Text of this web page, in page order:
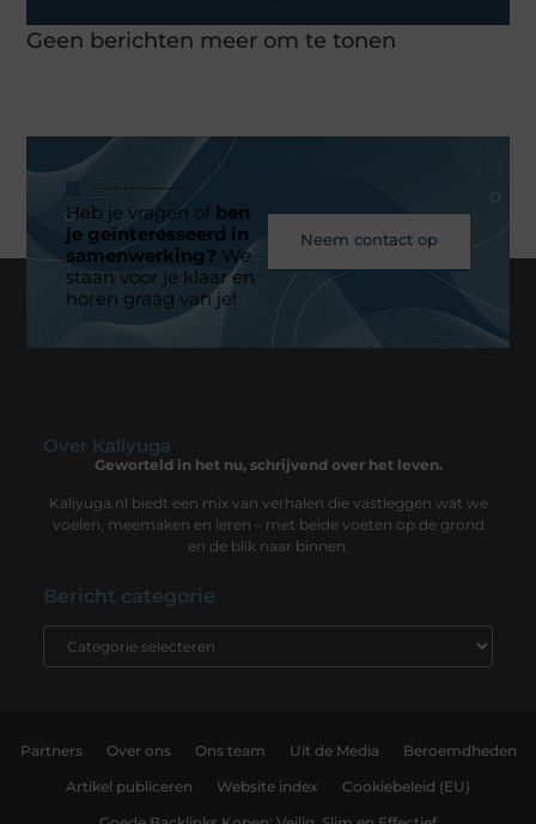
Geen berichten meer om te tonen
Heb je vragen ofben
je geïnteresseerd in
samenwerking? We
staan voor je klaar en
horen graag van je!
Neem contact op
Over Kaliyuga
Geworteld in het nu, schrijvend over het leven.
Kaliyuga.nl biedt een mix van verhalen die vastleggen wat we
voelen, meemaken en leren – met beide voeten op de grond
en de blik naar binnen.
Bericht categorie
Partners Over ons Ons team Uit de Media Beroemdheden
Artikel publiceren Website index Cookiebeleid (EU)